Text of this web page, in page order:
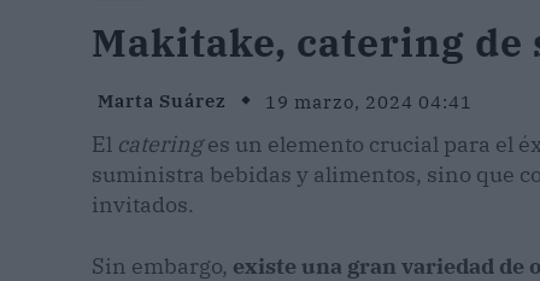
Makitake, catering de
Marta Suárez 19 marzo, 2024 04:41
El cateringes un elemento crucial para el
suministra bebidas y alimentos, sino que
invitados.
Sin embargo, existe una gran variedad de